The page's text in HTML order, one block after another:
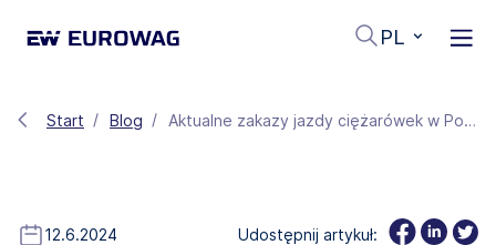
PL
Start Blog Aktualne zakazy jazdy ciężarówek w Polsce: przewodnik 2024
12.6.2024 Udostępnij artykuł: